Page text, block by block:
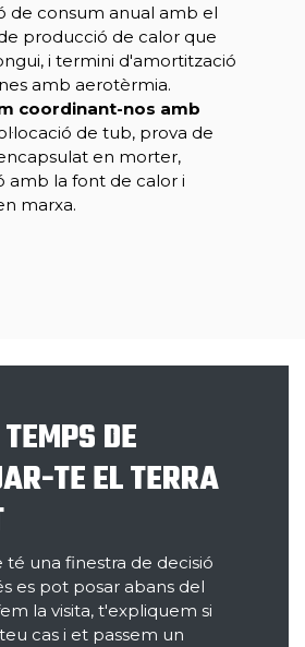
de consum anual amb el
producció de calor que
i termini d'amortització
amb aerotèrmia.
coordinant-nos amb
de tub, prova de
en morter,
amb la font de calor i
marxa.
DE
TE EL TERRA
té una finestra de decisió
es pot posar abans del
la visita, t'expliquem si
cas i et passem un